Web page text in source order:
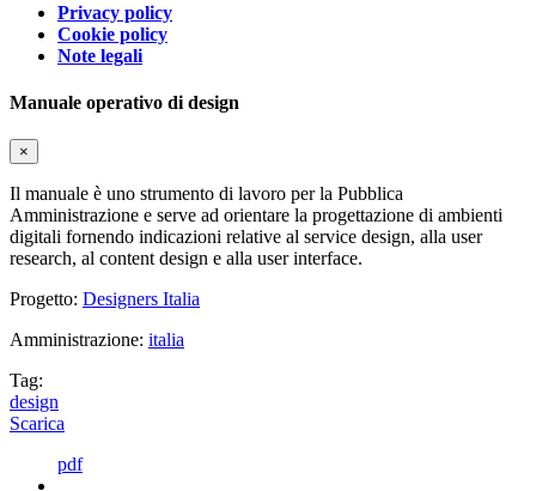
Privacy policy
Cookie policy
Note legali
Manuale operativo di design
×
Il manuale è uno strumento di lavoro per la Pubblica
Amministrazione e serve ad orientare la progettazione di ambienti
digitali fornendo indicazioni relative al service design, alla user
research, al content design e alla user interface.
Progetto: Designers Italia
Amministrazione: italia
Tag:
design
Scarica
pdf